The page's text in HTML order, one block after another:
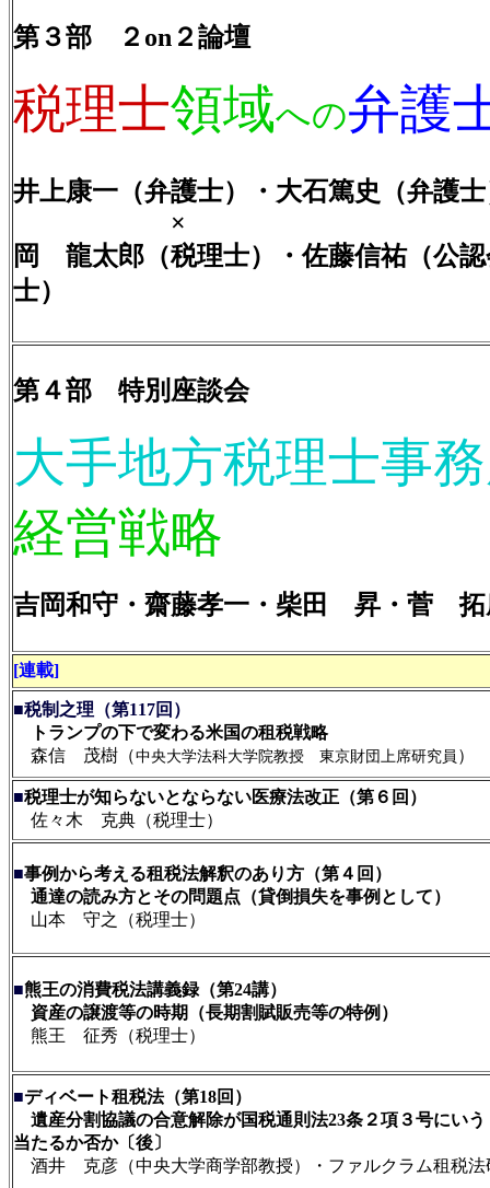
第３部 ２on２論壇
税理士領域への弁護
井上康一（弁護士）・大石篤史（弁護
×
岡 龍太郎（税理士）・佐藤信祐（公
士）
第４部 特別座談会
大手地方税理士事
経営戦略
吉岡和守・齋藤孝一・柴田 昇・菅 拓
[連載]
■税制之理 （第117回 ）
トランプの下で変わる米国の租税戦略
森信 茂樹（中央大学法科大学院教授 東京財団上席研究員 ）
■税理士が知らないとならない医療法改正（第６回）
佐々木 克典（税理士）
■事例から考える租税法解釈のあり方（第４回）
通達の読み方とその問題点（貸倒損失を事例として）
山本 守之（税理士）
■熊王の消費税法講義録（第24講）
資産の譲渡等の時期（長期割賦販売等の特例）
熊王 征秀（税理士）
■ディベート租税法（第18回 ）
遺産分割協議の合意解除が国税通則法23条２項３号にい
当たるか否か〔後〕
酒井 克彦（中央大学商学部教授）・ファルクラム租税法